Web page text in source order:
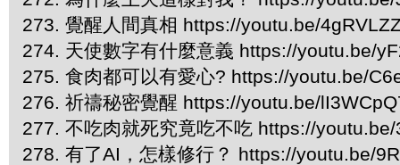
273. 覺醒人間真相 https://youtu.be/
274. 天使數字有什麼意義 https://youtu.be/
275. 食肉都可以有愛心? https://youtu.be/
276. 祈禱秘密覺醒 https://youtu.be/
277. 不吃肉就死究竟吃不吃 https://
278. 有了AI，怎樣修行？ https://youtu.be/